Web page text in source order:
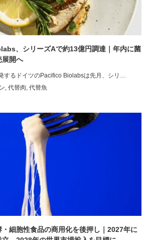
、シリーズAで約13億円調達｜年内に菌
展開へ
するドイツのPacifico Biolabsは先月、シリ…
, 代替肉, 代替魚
・細胞性食品の商用化を後押し｜2027年に